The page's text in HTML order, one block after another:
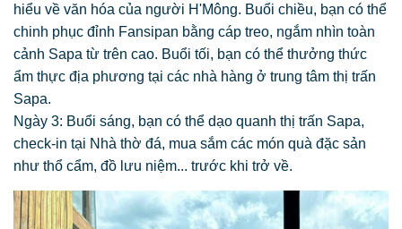
hiểu về văn hóa của người H'Mông. Buổi chiều, bạn có thể
chinh phục đỉnh Fansipan bằng cáp treo, ngắm nhìn toàn
cảnh Sapa từ trên cao. Buổi tối, bạn có thể thưởng thức
ẩm thực địa phương tại các nhà hàng ở trung tâm thị trấn
Sapa.
Ngày 3: Buổi sáng, bạn có thể dạo quanh thị trấn Sapa,
check-in tại Nhà thờ đá, mua sắm các món quà đặc sản
như thổ cẩm, đồ lưu niệm... trước khi trở về.